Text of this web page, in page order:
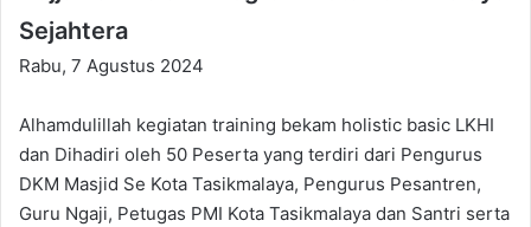
Sejahtera
Rabu, 7 Agustus 2024
Alhamdulillah kegiatan training bekam holistic basic LKHI
dan Dihadiri oleh 50 Peserta yang terdiri dari Pengurus
DKM Masjid Se Kota Tasikmalaya, Pengurus Pesantren,
Guru Ngaji, Petugas PMI Kota Tasikmalaya dan Santri serta